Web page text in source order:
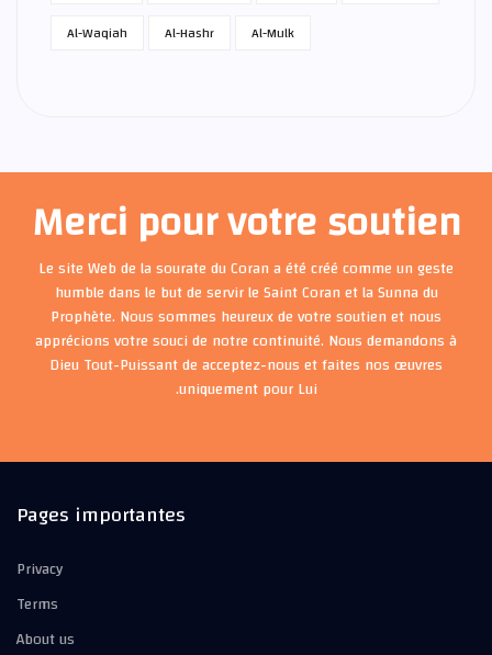
Al-Waqiah
Al-Hashr Al-Mulk
Merci pour votre soutien
Le site Web de la sourate du Coran a été créé comme un geste
humble dans le but de servir le Saint Coran et la Sunna du
Prophète. Nous sommes heureux de votre soutien et nous
apprécions votre souci de notre continuité. Nous demandons à
Dieu Tout-Puissant de acceptez-nous et faites nos œuvres
uniquement pour Lui.
Pages importantes
Privacy
Terms
About us